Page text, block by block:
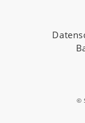
©